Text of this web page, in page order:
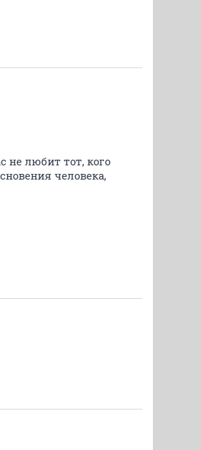
не любит тот, кого
человека,